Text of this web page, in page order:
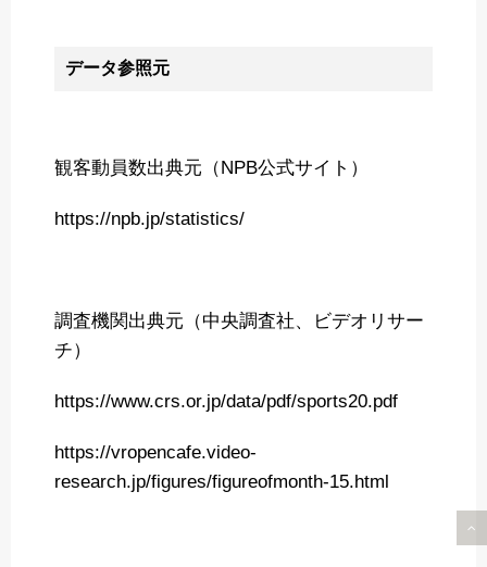
データ参照元
観客動員数出典元（NPB公式サイト）
https://npb.jp/statistics/
調査機関出典元（中央調査社、ビデオリサー
チ）
https://www.crs.or.jp/data/pdf/sports20.pdf
https://vropencafe.video-
research.jp/figures/figureofmonth-15.html